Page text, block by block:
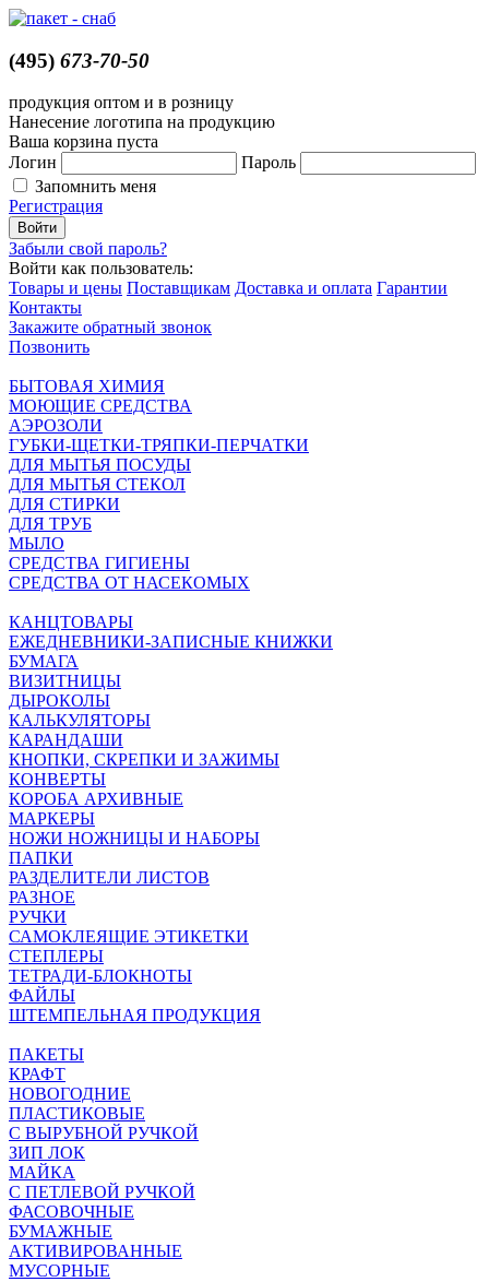
(495) 673-70-50
продукция оптом и в розницу
Нанесение логотипа на продукцию
Ваша корзина пуста
Логин
Пароль
Запомнить меня
Регистрация
Забыли свой пароль?
Войти как пользователь:
Товары и цены Поставщикам Доставка и оплата Гарантии
Контакты
Закажите обратный звонок
Позвонить
БЫТОВАЯ ХИМИЯ
МОЮЩИЕ СРЕДСТВА
АЭРОЗОЛИ
ГУБКИ-ЩЕТКИ-ТРЯПКИ-ПЕРЧАТКИ
ДЛЯ МЫТЬЯ ПОСУДЫ
ДЛЯ МЫТЬЯ СТЕКОЛ
ДЛЯ СТИРКИ
ДЛЯ ТРУБ
МЫЛО
СРЕДСТВА ГИГИЕНЫ
СРЕДСТВА ОТ НАСЕКОМЫХ
КАНЦТОВАРЫ
ЕЖЕДНЕВНИКИ-ЗАПИСНЫЕ КНИЖКИ
БУМАГА
ВИЗИТНИЦЫ
ДЫРОКОЛЫ
КАЛЬКУЛЯТОРЫ
КАРАНДАШИ
КНОПКИ, СКРЕПКИ И ЗАЖИМЫ
КОНВЕРТЫ
КОРОБА АРХИВНЫЕ
МАРКЕРЫ
НОЖИ НОЖНИЦЫ И НАБОРЫ
ПАПКИ
РАЗДЕЛИТЕЛИ ЛИСТОВ
РАЗНОЕ
РУЧКИ
САМОКЛЕЯЩИЕ ЭТИКЕТКИ
СТЕПЛЕРЫ
ТЕТРАДИ-БЛОКНОТЫ
ФАЙЛЫ
ШТЕМПЕЛЬНАЯ ПРОДУКЦИЯ
ПАКЕТЫ
КРАФТ
НОВОГОДНИЕ
ПЛАСТИКОВЫЕ
С ВЫРУБНОЙ РУЧКОЙ
ЗИП ЛОК
МАЙКА
С ПЕТЛЕВОЙ РУЧКОЙ
ФАСОВОЧНЫЕ
БУМАЖНЫЕ
АКТИВИРОВАННЫЕ
МУСОРНЫЕ